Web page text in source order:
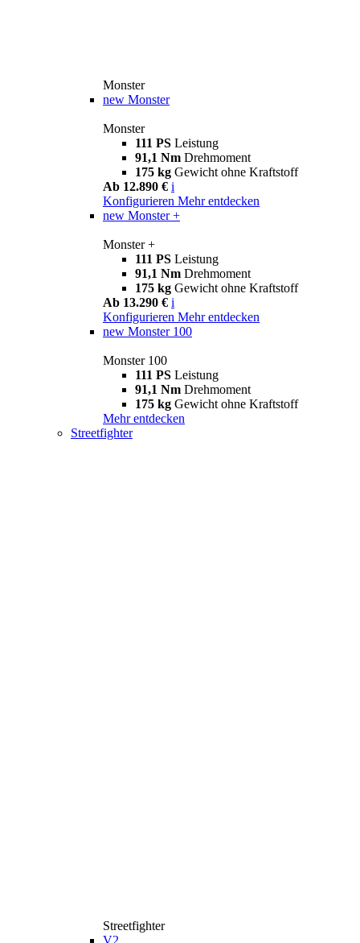
Monster
new Monster
Monster
111 PS Leistung
91,1 Nm Drehmoment
175 kg Gewicht ohne Kraftstoff
Ab 12.890 € i
Konfigurieren Mehr entdecken
new Monster +
Monster +
111 PS Leistung
91,1 Nm Drehmoment
175 kg Gewicht ohne Kraftstoff
Ab 13.290 € i
Konfigurieren Mehr entdecken
new Monster 100
Monster 100
111 PS Leistung
91,1 Nm Drehmoment
175 kg Gewicht ohne Kraftstoff
Mehr entdecken
Streetfighter
Streetfighter